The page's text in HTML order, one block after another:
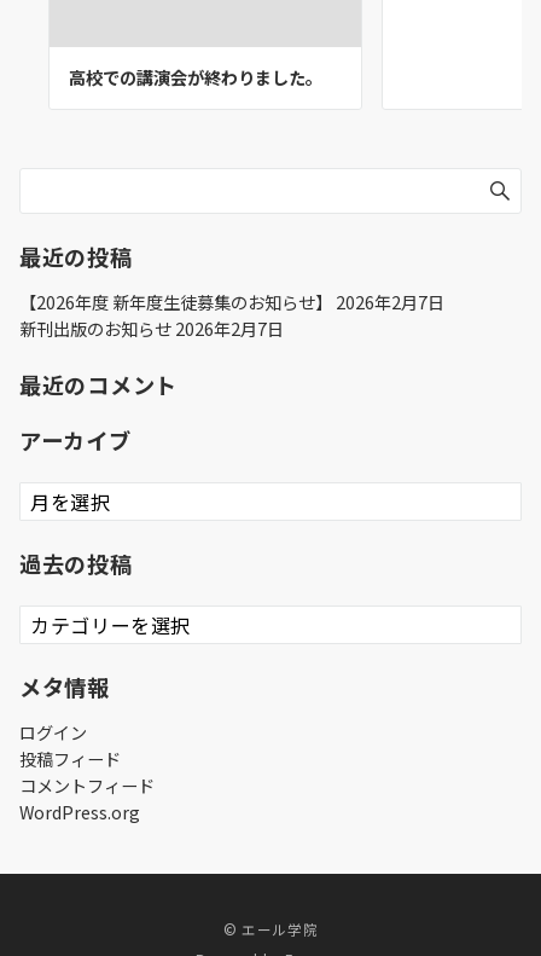
高校での講演会が終わりました。
最近の投稿
【2026年度 新年度生徒募集のお知らせ】
2026年2月7日
新刊出版のお知らせ 2026年2月7日
最近のコメント
アーカイブ
ア
ー
イ
過去の投稿
過
去
投
メタ情報
ログイン
投稿フィード
コメントフィード
WordPress.org
© エール学院